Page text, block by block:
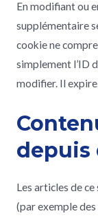
En modifiant ou
supplémentaire
cookie ne
simplement l’ID
modifier. Il expire
depuis
Les articles de
(par exemple